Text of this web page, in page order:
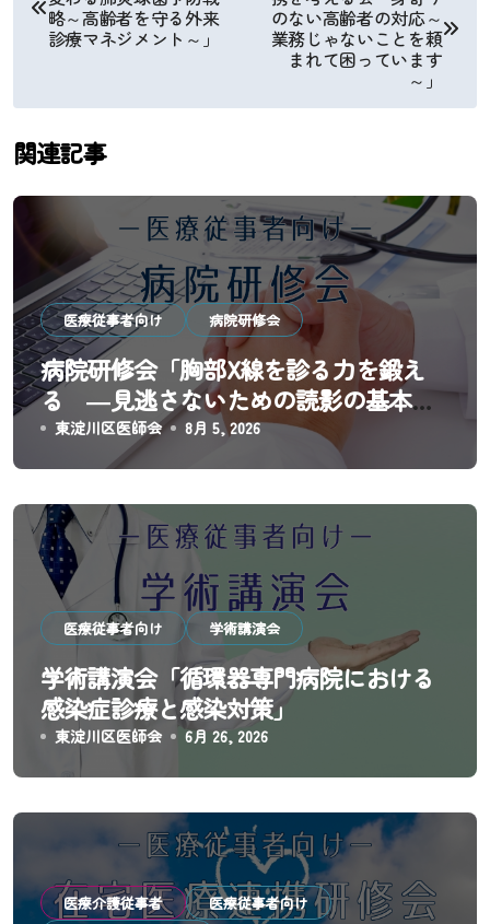
稿
ビ
ゲ
ー
シ
ョ
ン
略～高齢者を守る外来
診療マネジメント～」
のない高齢者の対応～
業務じゃないことを頼
まれて困っています
～」
関連記事
医療従事者向け 病院研修会
病院研修会「胸部X線を診る力を鍛え
る ―見逃さないための読影の基本と
実践―」
東淀川区医師会 8月 5, 2026
医療従事者向け 学術講演会
学術講演会「循環器専門病院における
感染症診療と感染対策」
東淀川区医師会 6月 26, 2026
医療介護従事者
医療従事者向け